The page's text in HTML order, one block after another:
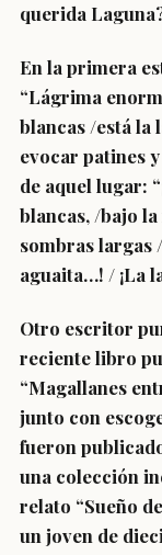
querida
En la primera
“Lágrima
blancas /está la
evocar patines
de aquel lugar:
blancas, /bajo
sombras largas
aguaita…! / ¡La
Otro escritor
reciente libro
“Magallanes
junto con
fueron
una colección
relato “Sueño
un joven de